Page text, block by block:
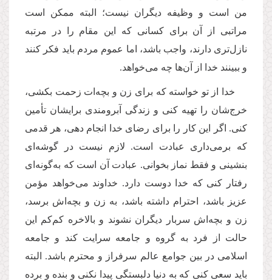
من است و وظیفه دیگران نیست؛ البته ممکن است
مراتبی از آن برای کسانی که این مقام را در مرتبه
نازل‌تری دارند، واجب باشد، اما عموم مردم باید فکر کنند
و ببینند خدا از آن‌ها چه می‌خواهد.
خدا از تو خواسته که برای زن و بچه‌ات زحمت بکشی،
خرج‌شان را تهیه کنی و زندگی آبرومندی برایشان تأمین
کنی. اگر این کار را برای رضای خدا انجام دهی، هر قدمی
که برمی‌داری عبادت است. لازم نیست در گوشه‌ای
بنشینی و فقط نماز بخوانی. عبادت آن است که به‌گونه‌ای
رفتار کنی که خدا دوست دارد. خداوند می‌خواهد مؤمن
عزیز باشد، احترام داشته باشد، به زن و بچه‌اش برسد،
زن و بچه‌اش سربار دیگران نشوند و بالاخره کم‌کم این
حالت از فرد به گروه و جامعه سرایت کند و جامعه
اسلامی در بین جوامع عالم سرفراز و محترم باشد. البته
باید سعی کنی که به دنیا دلبستگی پیدا نکنی و بنده و برده